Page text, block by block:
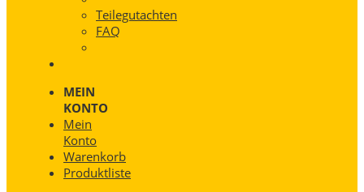
Teilegutachten
FAQ
MEIN
KONTO
Mein
Konto
Warenkorb
Produktliste